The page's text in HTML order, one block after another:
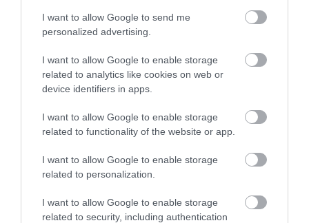
I want to allow Google to send me
personalized advertising.
I want to allow Google to enable storage
related to analytics like cookies on web or
device identifiers in apps.
I want to allow Google to enable storage
related to functionality of the website or app.
I want to allow Google to enable storage
related to personalization.
I want to allow Google to enable storage
related to security, including authentication
KIRÁNDULÁS A
PINCÉSZETÉBE
2026-08-04
KIRÁNDULÁS A RAVAZDI
APÁTSÁG HABOS OLDALÁRA